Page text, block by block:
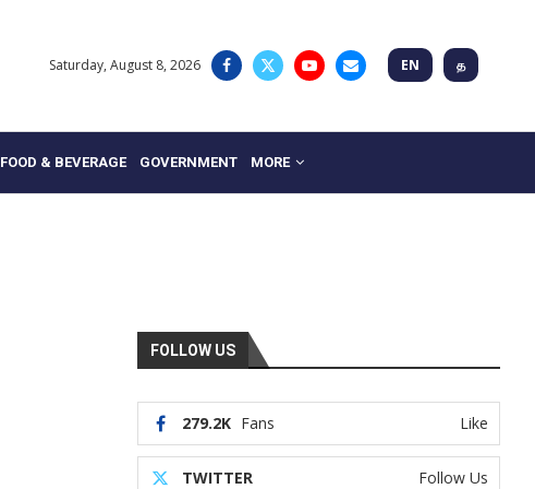
Saturday, August 8, 2026 EN த
FOOD & BEVERAGE GOVERNMENT MORE
FOLLOW US
279.2K Fans Like
TWITTER Follow Us